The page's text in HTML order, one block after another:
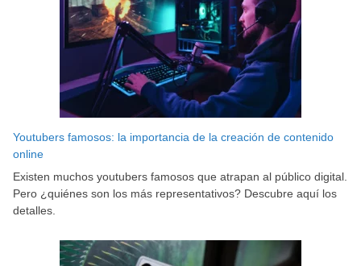
Youtubers famosos: la importancia de la creación de contenido
online
Existen muchos youtubers famosos que atrapan al público digital.
Pero ¿quiénes son los más representativos? Descubre aquí los
detalles.